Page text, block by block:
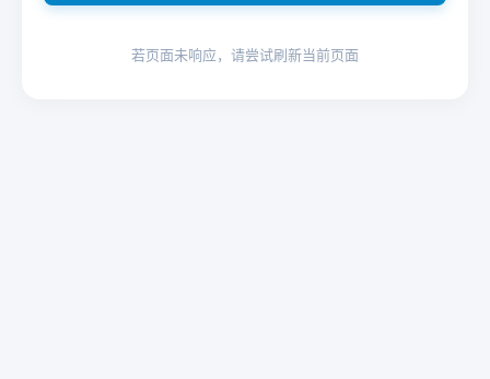
若页面未响应，请尝试刷新当前页面